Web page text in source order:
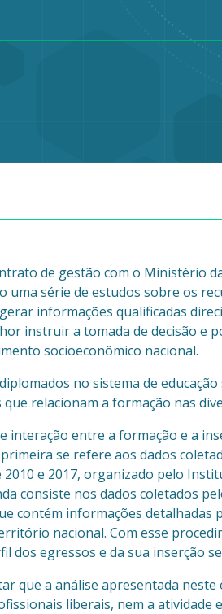
de gestão com o Ministério
uma série de estudos sobre os
informações qualificadas
instruir a tomada de decisão e
socioeconômico nacional.
no sistema de
relacionam a formação nas
interação entre a formação e a
se refere aos dados
e 2017, organizado pelo
consiste nos dados coletados
contém informações
nacional. Com esse
dos egressos e da sua inserção
que a análise apresentada
liberais, nem a